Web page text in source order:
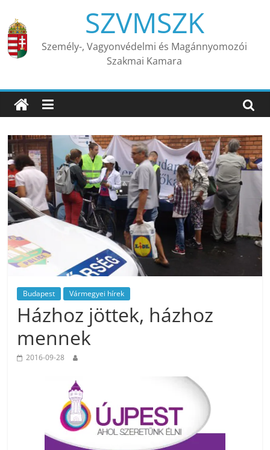
content
SZVMSZK
Személy-, Vagyonvédelmi és Magánnyomozói
Szakmai Kamara
Budapest Vármegyei hírek
Házhoz jöttek, házhoz
mennek
2016-09-28